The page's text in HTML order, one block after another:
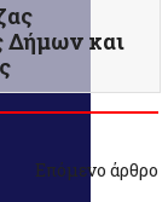
Δήμων και
Επόμενο άρθρο